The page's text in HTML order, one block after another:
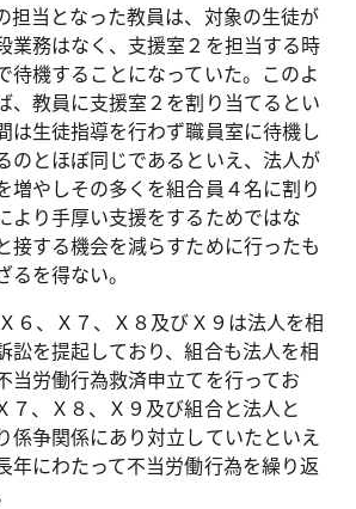
担当となった教員は、対象の生徒が
業務はなく、支援室２を担当する時
待機することになっていた。このよ
、教員に支援室２を割り当てるとい
は生徒指導を行わず職員室に待機し
のとほぼ同じであるといえ、法人が
増やしその多くを組合員４名に割り
より手厚い支援をするためではな
接する機会を減らすために行ったも
を得ない。
６、Ｘ７、Ｘ８及びＸ９は法人を相
訟を提起しており、組合も法人を相
当労働行為救済申立てを行ってお
７、Ｘ８、Ｘ９及び組合と法人と
係争関係にあり対立していたといえ
年にわたって不当労働行為を繰り返